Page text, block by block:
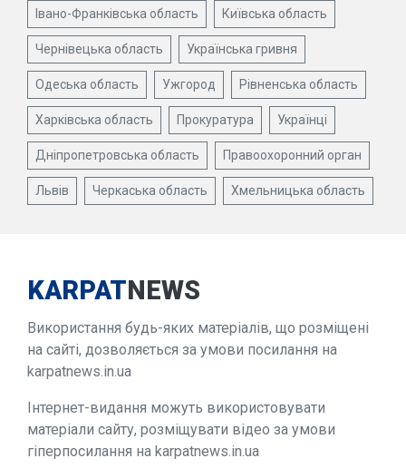
Івано-Франківська область Київська область
Чернівецька область Українська гривня
Одеська область Ужгород Рівненська область
Харківська область Прокуратура Українці
Дніпропетровська область Правоохоронний орган
Львів Черкаська область Хмельницька область
KARPATNEWS
Використання будь-яких матеріалів, що розміщені
на сайті, дозволяється за умови посилання на
karpatnews.in.ua
Інтернет-видання можуть використовувати
матеріали сайту, розміщувати відео за умови
гіперпосилання на karpatnews.in.ua